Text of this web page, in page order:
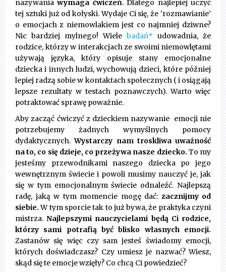
nazywaniawymaga ćwiczeń. Dlatego najlepiej uczyć
tej sztuki już od kołyski. Wydaje Ci się, że ‘rozmawianie’
o emocjach z niemowlakiem jest co najmniej dziwne?
Nic bardziej mylnego! Wiele badań* udowadnia, że
rodzice, którzy w interakcjach ze swoimi niemowlętami
używają języka, który opisuje stany emocjonalne
dziecka i innych ludzi, wychowują dzieci, które później
lepiej radzą sobie w kontaktach społecznych ( i osiągają
lepsze rezultaty w testach poznawczych). Warto więc
potraktować sprawę poważnie.
Aby zacząć ćwiczyć z dzieckiem nazywanie emocji nie
potrzebujemy żadnych wymyślnych pomocy
dydaktycznych.Wystarczy nam troskliwa uważność
na to, co się dzieje, co przeżywa nasze dziecko. To my
jesteśmy przewodnikami naszego dziecka po jego
wewnętrznym świecie i powoli musimy nauczyć je, jak
się w tym emocjonalnym świecie odnaleźć. Najlepszą
radę, jaką w tym momencie mogę dać: zacznijmy od
siebie.W tym sporcie tak to już bywa, że praktyka czyni
mistrza.Najlepszymi nauczycielami będą Ci rodzice,
którzy sami potrafią być blisko własnych emocji.
Zastanów się więc czy sam jesteś świadomy emocji,
których doświadczasz? Czy umiesz je nazwać? Wiesz,
skąd się te emocje wzięły? Co chcą Ci powiedzieć?